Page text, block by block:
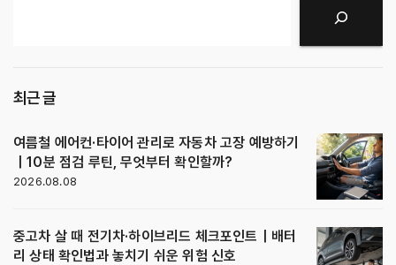
최근 글
여름철 에어컨·타이어 관리로 자동차 고장 예방하기
｜10분 점검 루틴, 무엇부터 확인할까?
2026.08.08
중고차 살 때 전기차·하이브리드 체크포인트｜배터
리 상태 확인법과 놓치기 쉬운 위험 신호